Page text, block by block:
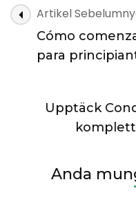
Navigasi
Artikel
Artikel
Cómo
para
Upptäck
Anda